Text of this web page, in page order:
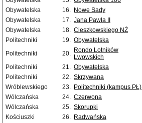
Obywatelska
16. Nowe Sady
Obywatelska
17. Jana Pawła II
Obywatelska
18. Cieszkowskiego NŻ
Politechniki
19. Obywatelska
Politechniki
20. Rondo Lotników
Lwowskich
Politechniki 21. Obywatelska
Politechniki
22. Skrzywana
Wróblewskiego
23. Politechniki (kampus PŁ)
Wólczańska
24. Czerwona
Wólczańska
25. Skorupki
Kościuszki
26. Radwańska